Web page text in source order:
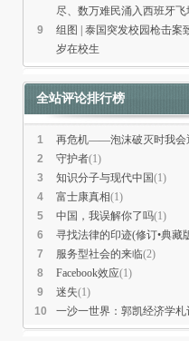
尽、数万难民涌入西班牙飞
9
组图 | 泰国突发校园枪击案
岁在校生
全站评论排行榜
1 再危机——泡沫破灭时我会
2
守护者(1)
3
知识分子与现代中国(1)
4
富士康真相(1)
5
中国，我误解你了吗(1)
6
寻找法律的印迹(修订•典藏
7
服务型社会的来临(2)
8
Facebook效应(1)
9
迷失(1)
10
一沙一世界：郭凯经济学札